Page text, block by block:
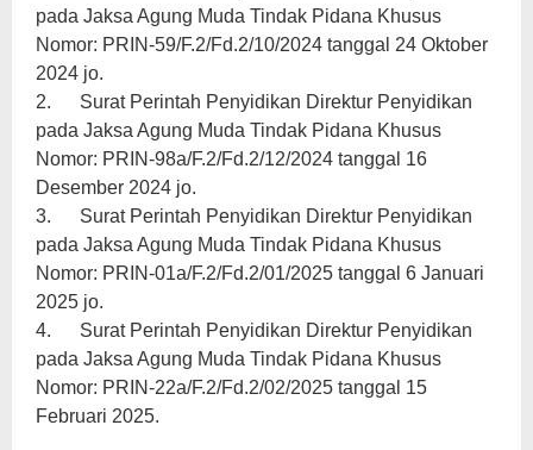
pada Jaksa Agung Muda Tindak Pidana Khusus
Nomor: PRIN-59/F.2/Fd.2/10/2024 tanggal 24 Oktober
2024 jo.
2. Surat Perintah Penyidikan Direktur Penyidikan
pada Jaksa Agung Muda Tindak Pidana Khusus
Nomor: PRIN-98a/F.2/Fd.2/12/2024 tanggal 16
Desember 2024 jo.
3. Surat Perintah Penyidikan Direktur Penyidikan
pada Jaksa Agung Muda Tindak Pidana Khusus
Nomor: PRIN-01a/F.2/Fd.2/01/2025 tanggal 6 Januari
2025 jo.
4. Surat Perintah Penyidikan Direktur Penyidikan
pada Jaksa Agung Muda Tindak Pidana Khusus
Nomor: PRIN-22a/F.2/Fd.2/02/2025 tanggal 15
Februari 2025.